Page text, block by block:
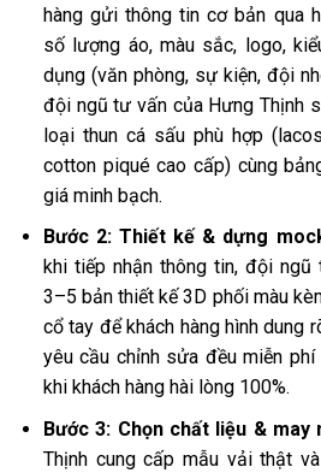
hàng gửi thông tin cơ bản qua
số lượng áo, màu sắc, logo,
dụng (văn phòng, sự kiện, đội
đội ngũ tư vấn của Hưng Thịnh
loại thun cá sấu phù hợp
cotton piqué cao cấp) cùng
giá minh bạch.
Bước 2: Thiết kế & dựng
khi tiếp nhận thông tin, đội
3–5 bản thiết kế 3D phối màu
cổ tay để khách hàng hình dung
yêu cầu chỉnh sửa đều miễn
khi khách hàng hài lòng 100%.
Bước 3: Chọn chất liệu &
Thịnh cung cấp mẫu vải thật